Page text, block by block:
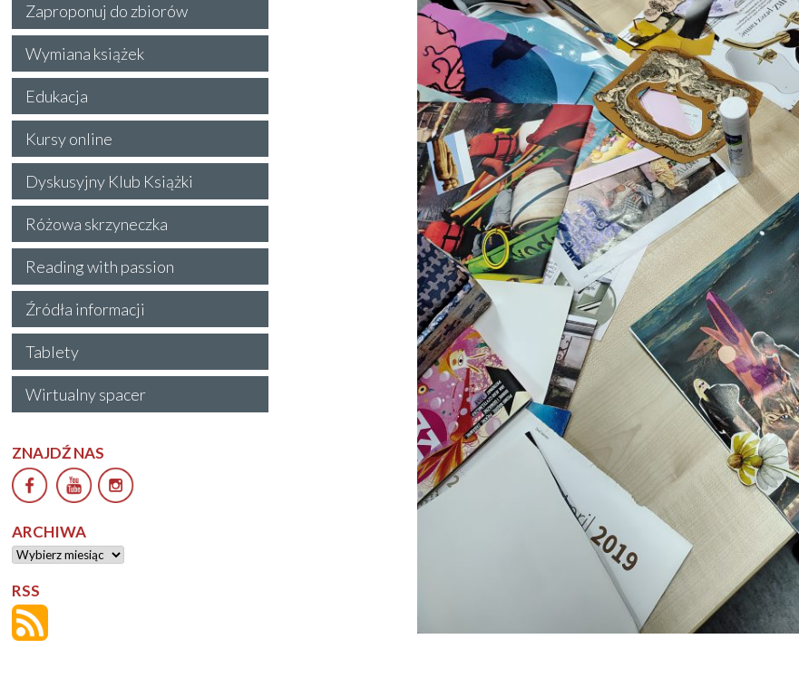
Zaproponuj do zbiorów
Wymiana książek
Edukacja
Kursy online
Dyskusyjny Klub Książki
Różowa skrzyneczka
Reading with passion
Źródła informacji
Tablety
Wirtualny spacer
ZNAJDŹ NAS
ARCHIWA
Archiwa
RSS